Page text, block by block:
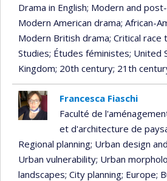
Drama in English; Modern and
Modern American drama; African-
Modern British drama; Critical race
Studies; Études féministes; United
Kingdom; 20th century; 21th
Francesca Fiaschi
Faculté de
et d'architecture de
Regional planning; Urban design
Urban vulnerability; Urban
landscapes; City planning; Europe;